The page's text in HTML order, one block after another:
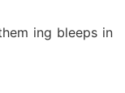
ing bleeps in